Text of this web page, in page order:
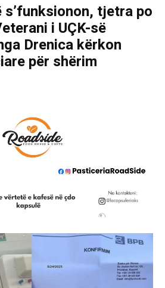
s’funksionon, tjetra po
i UÇK-së
Drenica kërkon
për shërim